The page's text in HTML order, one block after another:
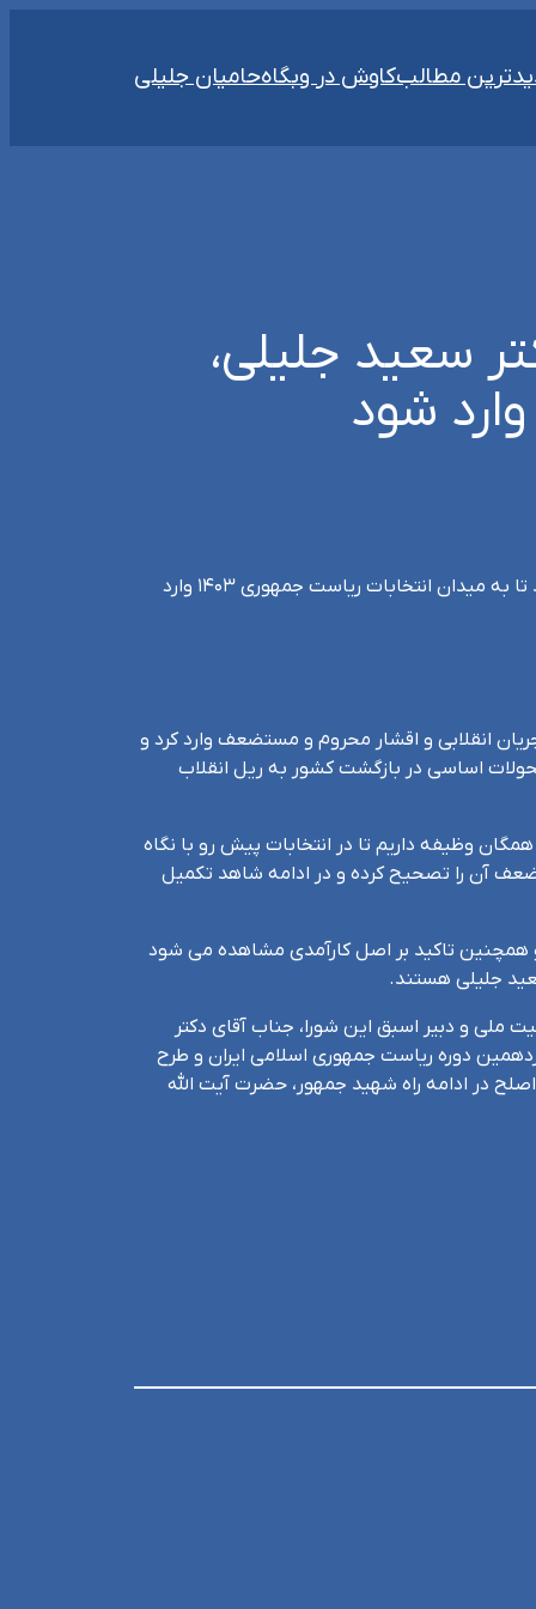
مطالبکاوش در وبگاهحامیان جلیلی
سعید جلیلی،
جمعی از جوانان انقلابی #خراسان_شمالی از دکتر سعید جلیلی، نماینده رهبر انقلاب در شورای عالی امنیت ملی خواستند تا به میدان انتخابات ریاست جمهوری ۱۴۰۳ وارد
انقلابی و اقشار محروم و مستضعف وارد کرد و
اساسی در بازگشت کشور به ریل انقلاب
وظیفه داریم تا در انتخابات پیش رو با نگاه
آن را تصحیح کرده و در ادامه شاهد تکمیل
همچنین تاکید بر اصل کارآمدی مشاهده می شود
جلیلی هستند.
ملی و دبیر اسبق این شورا، جناب آقای دکتر
دوره ریاست جمهوری اسلامی ایران و طرح
در ادامه راه شهید جمهور، حضرت آیت الله